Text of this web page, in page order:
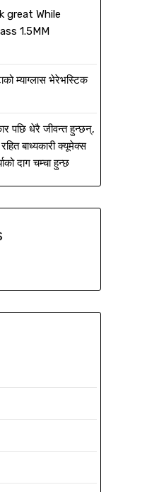
great While
1.5MM
म्याग्लास भेरेभस्टिक
पछि धेरै जीवन्त हुन्छन्,
बाध्यकारी क्यूमेक्स
दाग चम्चा हुन्छ